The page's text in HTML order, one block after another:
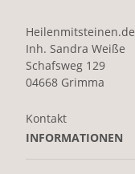
Heilenmitsteinen.de
Inh. Sandra Weiße
Schafsweg 129
04668 Grimma
Kontakt
INFORMATIONEN